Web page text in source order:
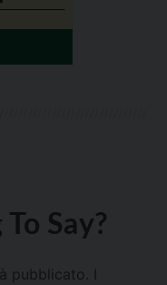
Say?
pubblicato.